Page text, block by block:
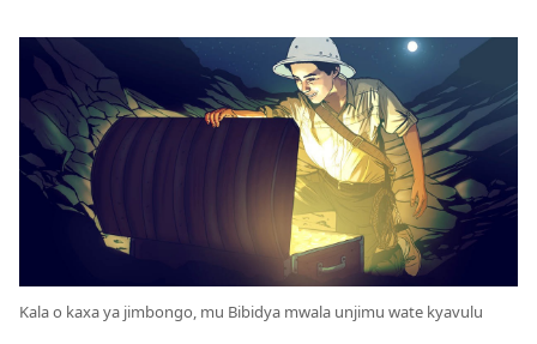
Kala o kaxa ya jimbongo, mu Bibidya mwala unjimu wate kyavulu